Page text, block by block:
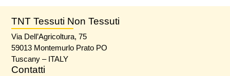
TNT Tessuti Non Tessuti
Via Dell’Agricoltura, 75
59013 Montemurlo Prato PO
Tuscany – ITALY
Contatti